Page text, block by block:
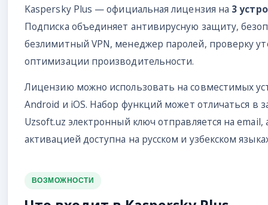
Kaspersky Plus — официальная лицензия на 3
Подписка объединяет антивирусную защиту,
безлимитный VPN, менеджер паролей, проверку
оптимизации производительности.
Лицензию можно использовать на совместимых
Android и iOS. Набор функций может отличаться в
Uzsoft.uz электронный ключ отправляется на
активацией доступна на русском и узбекском
ВОЗМОЖНОСТИ